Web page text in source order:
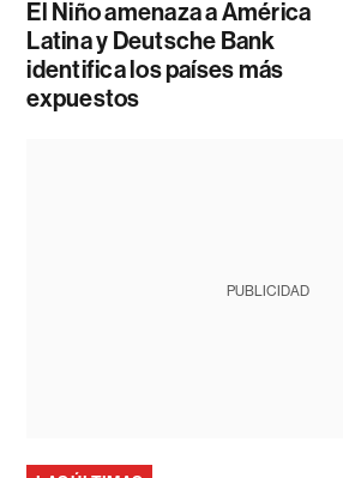
El Niño amenaza a América
Latina y Deutsche Bank
identifica los países más
expuestos
PUBLICIDAD